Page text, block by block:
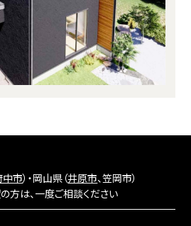
中市）・岡山県（井原市、笠岡市）
方は、一度ご相談ください